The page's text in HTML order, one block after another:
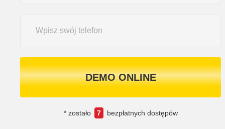
DEMO ONLINE
* zostało 7 bezpłatnych dostępów